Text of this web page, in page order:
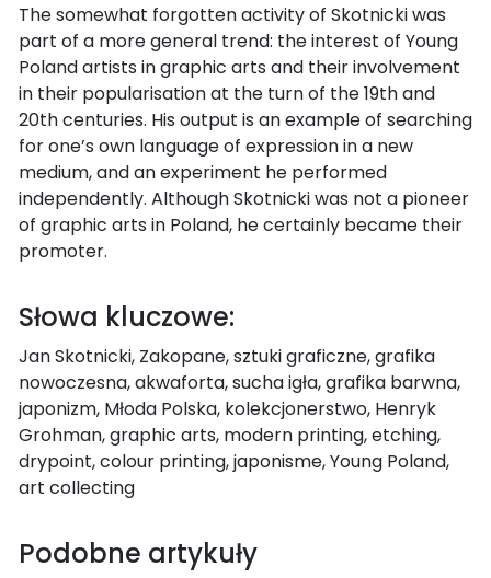
The somewhat forgotten activity of Skotnicki was
part of a more general trend: the interest of Young
Poland artists in graphic arts and their involvement
in their popularisation at the turn of the 19th and
20th centuries. His output is an example of searching
for one’s own language of expression in a new
medium, and an experiment he performed
independently. Although Skotnicki was not a pioneer
of graphic arts in Poland, he certainly became their
promoter.
Słowa kluczowe:
Jan Skotnicki, Zakopane, sztuki graficzne, grafika
nowoczesna, akwaforta, sucha igła, grafika barwna,
japonizm, Młoda Polska, kolekcjonerstwo, Henryk
Grohman, graphic arts, modern printing, etching,
drypoint, colour printing, japonisme, Young Poland,
art collecting
Podobne artykuły